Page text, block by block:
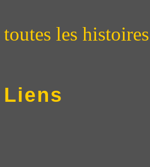
toutes les histoires
Liens